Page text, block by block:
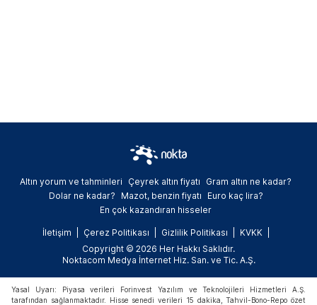
Altın yorum ve tahminleri Çeyrek altın fiyatı
Gram altın ne kadar?
Dolar ne kadar?
Mazot, benzin fiyatı
Euro kaç lira?
En çok kazandıran hisseler
İletişim Çerez Politikası Gizlilik Politikası
KVKK
Copyright © 2026 Her Hakkı Saklıdır.
Noktacom Medya İnternet Hiz. San. ve Tic. A.Ş.
Yasal Uyarı: Piyasa verileri Forinvest Yazılım ve Teknolojileri Hizmetleri A.Ş.
tarafından sağlanmaktadır. Hisse senedi verileri 15 dakika, Tahvil-Bono-Repo özet